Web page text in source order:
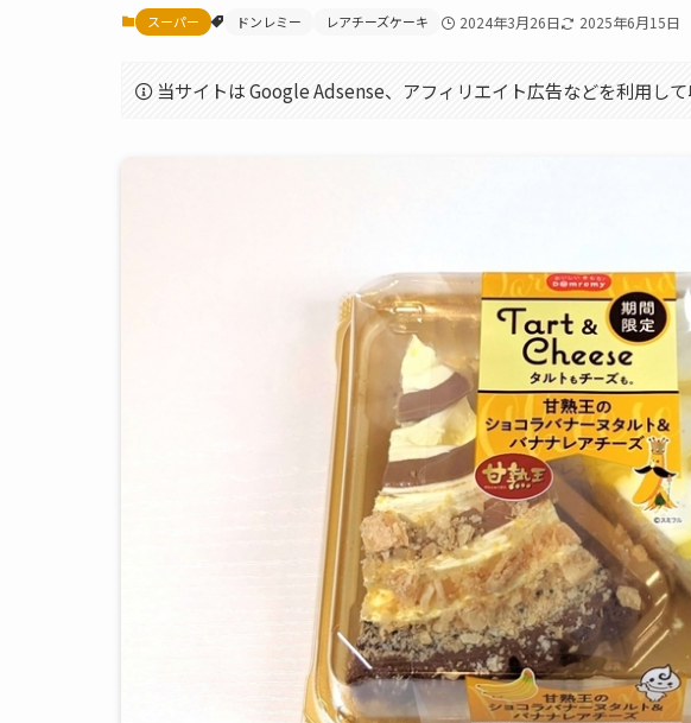
スーパー ドンレミー レアチーズケーキ 2024年3月26日 2025年6月15日
当サイトは Google Adsense、アフィリエイト広告などを利用して